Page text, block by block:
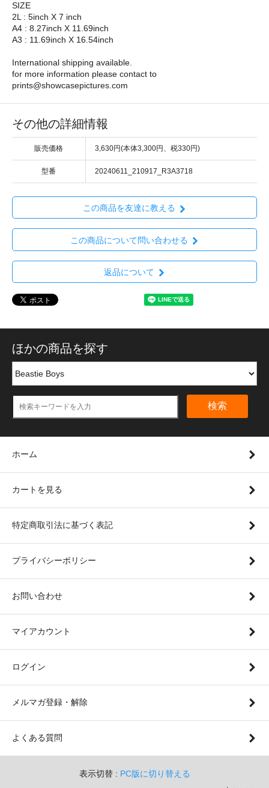
SIZE
2L : 5inch X 7 inch
A4 : 8.27inch X 11.69inch
A3 : 11.69inch X 16.54inch
International shipping available.
for more information please contact to
prints@showcasepictures.com
その他の詳細情報
販売価格 3,630円(本体3,300円、税330円)
型番 20240611_210917_R3A3718
この商品を友達に教える
この商品について問い合わせる
返品について
ほかの商品を探す
検索
ホーム
カートを見る
特定商取引法に基づく表記
プライバシーポリシー
お問い合わせ
マイアカウント
ログイン
メルマガ登録・解除
よくある質問
表示切替 : PC版に切り替える